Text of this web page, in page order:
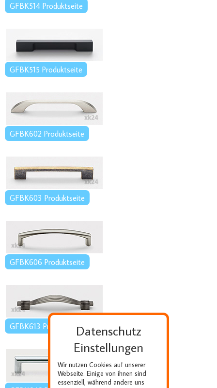
GFBK514 Produktseite
GFBK515 Produktseite
GFBK602 Produktseite
GFBK603 Produktseite
GFBK606 Produktseite
GFBK613 ProduktseiteDatenschutz
Einstellungen
Wir nutzen Cookies auf unserer
Webseite. Einige von ihnen sind
essenziell, während andere uns